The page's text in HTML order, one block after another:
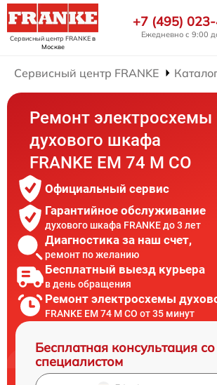
Сервисный центр FRANKEв
Москве
+7 (495)
Ежедневно с 9:00
Сервисный центр FRANKE
Ремонт электросхемы
духового шкафа
FRANKE EM 74 M CO
Официальный сервис
Гарантийное обслуживание
духового шкафа FRANKE до 3 лет
Диагностика за наш счет,
ремонт по желанию
Бесплатный выезд курьера
в день обращения
Ремонт электросхемы
FRANKE EM 74 M CO от 35 минут
Бесплатная консультация со
специалистом